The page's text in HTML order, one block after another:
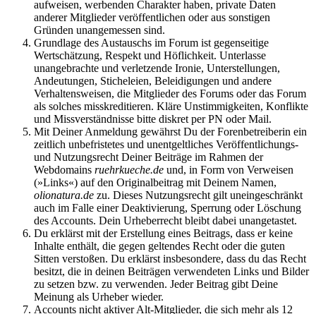
aufweisen, werbenden Charakter haben, private Daten
anderer Mitglieder veröffentlichen oder aus sonstigen
Gründen unangemessen sind.
Grundlage des Austauschs im Forum ist gegenseitige
Wertschätzung, Respekt und Höflichkeit. Unterlasse
unangebrachte und verletzende Ironie, Unterstellungen,
Andeutungen, Sticheleien, Beleidigungen und andere
Verhaltensweisen, die Mitglieder des Forums oder das Forum
als solches misskreditieren. Kläre Unstimmigkeiten, Konflikte
und Missverständnisse bitte diskret per PN oder Mail.
Mit Deiner Anmeldung gewährst Du der Forenbetreiberin ein
zeitlich unbefristetes und unentgeltliches Veröffentlichungs-
und Nutzungsrecht Deiner Beiträge im Rahmen der
Webdomains ruehrkueche.de und, in Form von Verweisen
(»Links«) auf den Originalbeitrag mit Deinem Namen,
olionatura.de zu. Dieses Nutzungsrecht gilt uneingeschränkt
auch im Falle einer Deaktivierung, Sperrung oder Löschung
des Accounts. Dein Urheberrecht bleibt dabei unangetastet.
Du erklärst mit der Erstellung eines Beitrags, dass er keine
Inhalte enthält, die gegen geltendes Recht oder die guten
Sitten verstoßen. Du erklärst insbesondere, dass du das Recht
besitzt, die in deinen Beiträgen verwendeten Links und Bilder
zu setzen bzw. zu verwenden. Jeder Beitrag gibt Deine
Meinung als Urheber wieder.
Accounts nicht aktiver Alt-Mitglieder, die sich mehr als 12